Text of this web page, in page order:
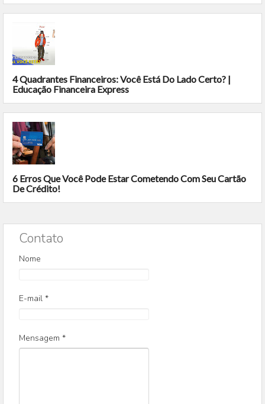
4 Quadrantes Financeiros: Você Está Do Lado Certo? |
Educação Financeira Express
6 Erros Que Você Pode Estar Cometendo Com Seu Cartão
De Crédito!
Contato
Nome
E-mail *
Mensagem *